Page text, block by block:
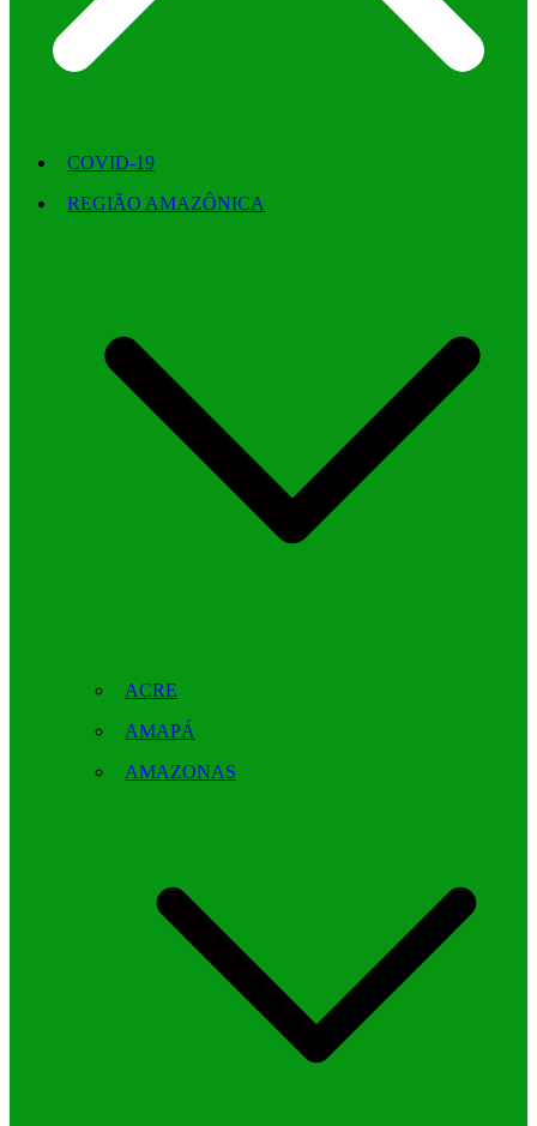
COVID-19
REGIÃO AMAZÔNICA
ACRE
AMAPÁ
AMAZONAS